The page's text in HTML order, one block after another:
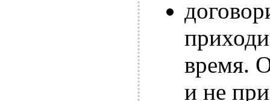
время.
и не